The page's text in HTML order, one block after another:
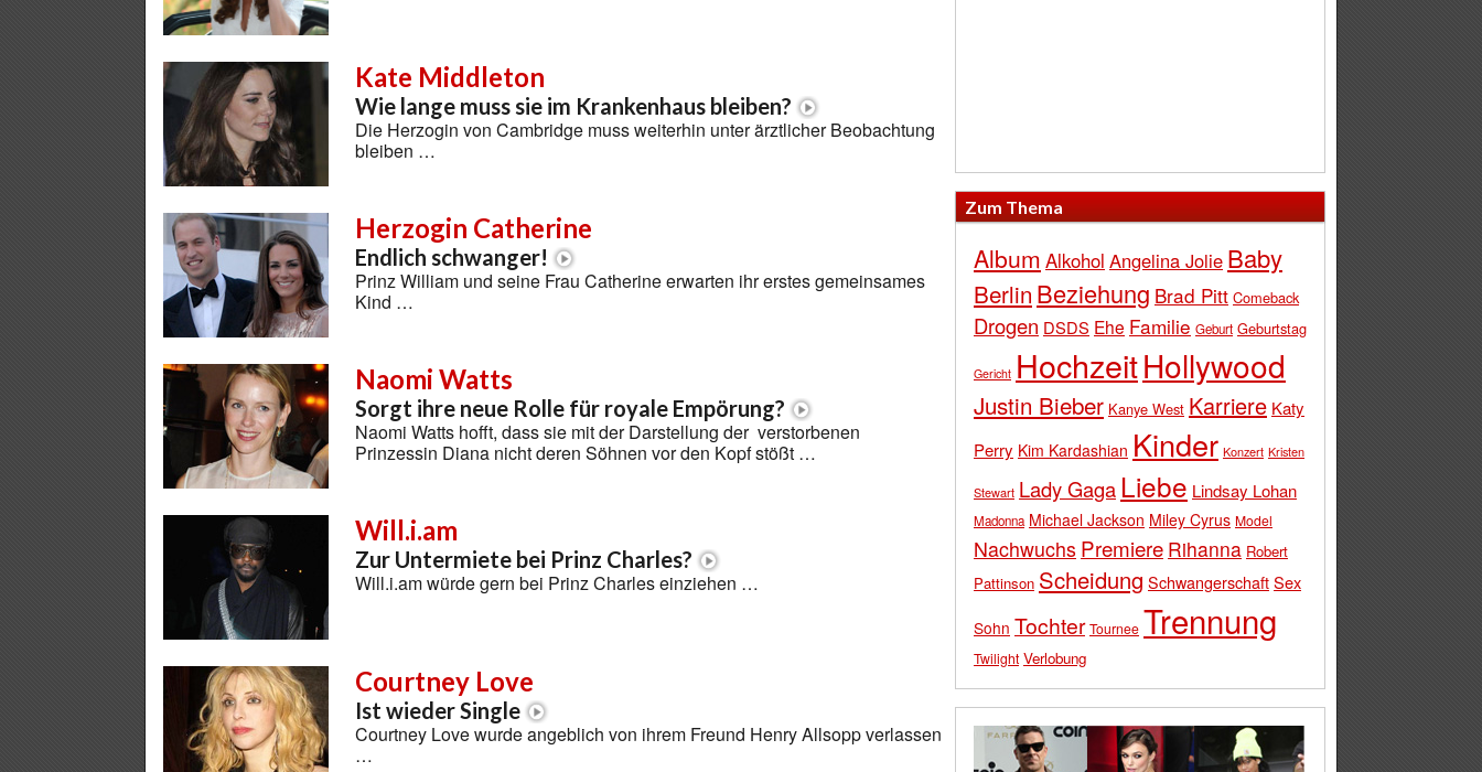
Kate Middleton
Wie lange muss sie im Krankenhaus bleiben?
Die Herzogin von Cambridge muss weiterhin unter ärztlicher Beobachtung
bleiben …
Herzogin Catherine
Endlich schwanger!
Prinz William und seine Frau Catherine erwarten ihr erstes gemeinsames
Kind …
Naomi Watts
Sorgt ihre neue Rolle für royale Empörung?
Naomi Watts hofft, dass sie mit der Darstellung der verstorbenen
Prinzessin Diana nicht deren Söhnen vor den Kopf stößt …
Will.i.am
Zur Untermiete bei Prinz Charles?
Will.i.am würde gern bei Prinz Charles einziehen …
Courtney Love
Ist wieder Single
Courtney Love wurde angeblich von ihrem Freund Henry Allsopp verlassen
…
Zum Thema
Album Alkohol Angelina Jolie Baby
Berlin Beziehung Brad Pitt Comeback
Drogen DSDS Ehe Familie Geburt Geburtstag
Gericht HochzeitHollywood
Justin Bieber Kanye West Karriere Katy
Perry Kim Kardashian Kinder Konzert Kristen
Stewart Lady Gaga Liebe Lindsay Lohan
Madonna Michael Jackson Miley Cyrus Model
Nachwuchs Premiere Rihanna Robert
Pattinson Scheidung SchwangerschaftSex
Sohn Tochter Tournee Trennung
Twilight Verlobung